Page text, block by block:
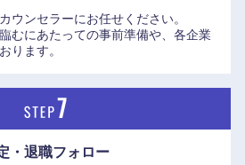
ウンセラーにお任せください。
むにあたっての事前準備や、各企業
ります。
・退職フォロー